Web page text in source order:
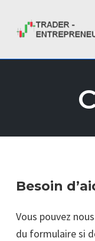
Besoin
Vous pouvez
du formulaire si